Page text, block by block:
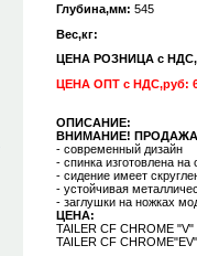
Глубина,мм: 545
Вес,кг:
ЦЕНА РОЗНИЦА с
ЦЕНА ОПТ с НДС,руб:
ОПИСАНИЕ:
ВНИМАНИЕ! ПРОДАЖА
- современный дизайн
- спинка изготовлена
- сидение имеет
- устойчивая
- заглушки на ножках
ЦЕНА:
TAILER CF CHROME
TAILER CF